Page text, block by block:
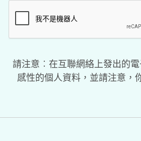
請注意︰在互聯網絡上發出的
感性的個人資料，並請注意，